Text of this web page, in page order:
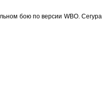
бою по версии WBO.Сегура